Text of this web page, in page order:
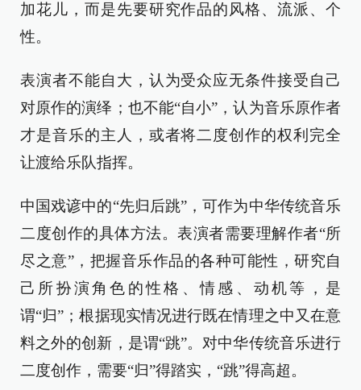
加花儿，而是先要研究作品的风格、流派、个
性。
表演者不能自大，认为受众应无条件接受自己
对原作的演绎；也不能“自小”，认为音乐原作者
才是音乐的主人，或者将二度创作的权利完全
让渡给乐队指挥。
中国戏谚中的“先归后跳”，可作为中华传统音乐
二度创作的具体方法。表演者需要理解作者“所
尽之意”，把握音乐作品的各种可能性，研究自
己所扮演角色的性格、情感、动机等，是
谓“归”；根据现实情况进行既在情理之中又在意
料之外的创新，是谓“跳”。对中华传统音乐进行
二度创作，需要“归”得踏实，“跳”得高超。